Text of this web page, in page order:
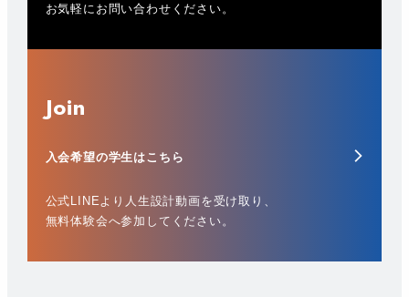
お気軽にお問い合わせください。
Join
入会希望の学生はこちら
公式LINEより人生設計動画を受け取り、
無料体験会へ参加してください。